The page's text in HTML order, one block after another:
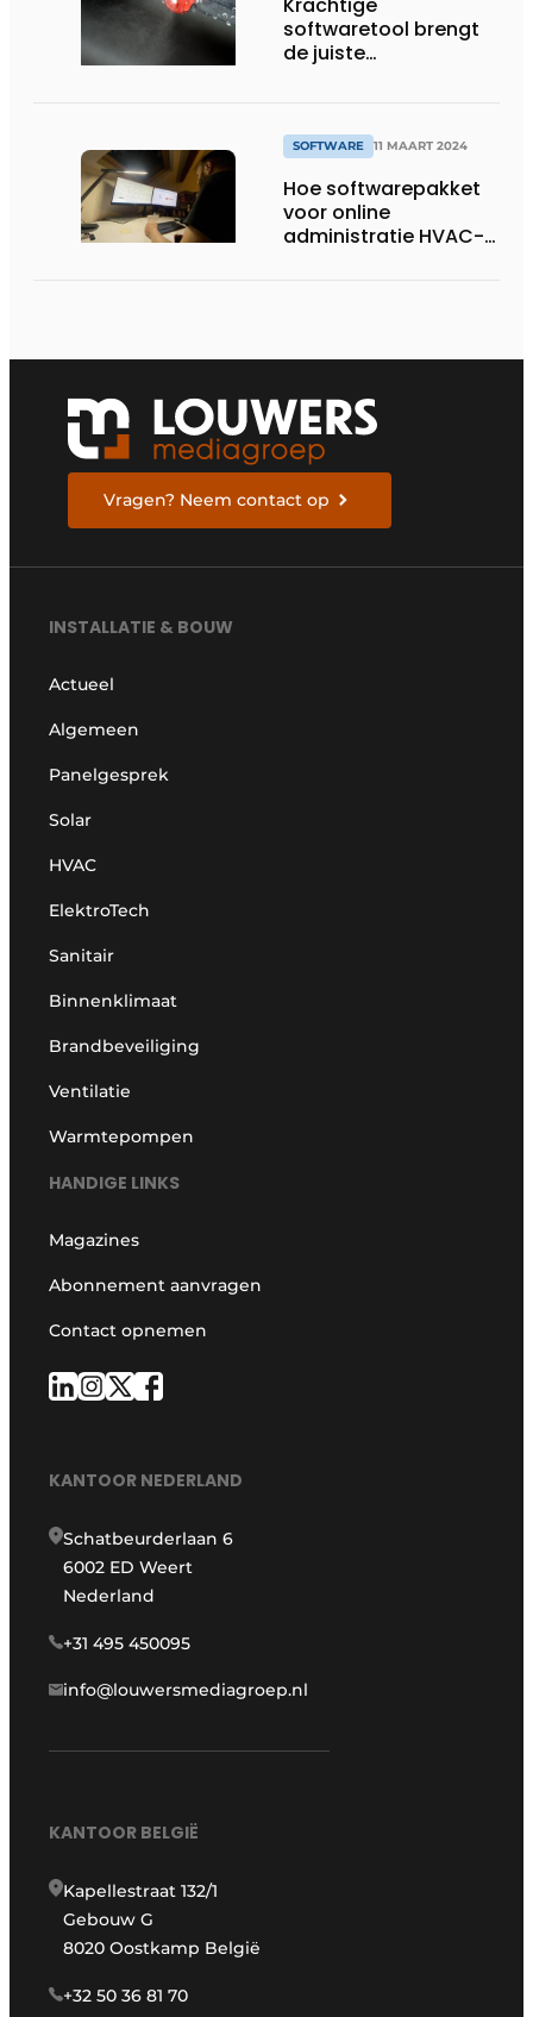
Krachtige
softwaretool brengt
de juiste
SOFTWARE 11 MAART 2024
Hoe softwarepakket
voor online
administratie HVAC-
Vragen? Neem contact op
INSTALLATIE & BOUW
Actueel
Algemeen
Panelgesprek
Solar
HVAC
ElektroTech
Sanitair
Binnenklimaat
Brandbeveiliging
Ventilatie
Warmtepompen
HANDIGE LINKS
Magazines
Abonnement aanvragen
Contact opnemen
KANTOOR NEDERLAND
Schatbeurderlaan 6
6002 ED Weert
Nederland
+31 495 450095
info@louwersmediagroep.nl
KANTOOR BELGIË
Kapellestraat 132/1
Gebouw G
8020 Oostkamp België
+32 50 36 81 70